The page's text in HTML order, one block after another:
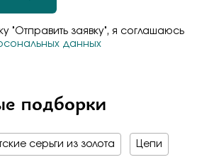
"Отправить заявку", я соглашаюсь
данных
подборки
серьги из золота Цепи